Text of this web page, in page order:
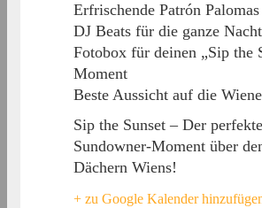
Erfrischende Patrón Palomas
DJ Beats für die ganze Nacht
Fotobox für deinen „Sip the
Moment
Beste Aussicht auf die
Sip the Sunset – Der perfekte
Sundowner-Moment über
Dächern Wiens!
+ zu Google Kalender